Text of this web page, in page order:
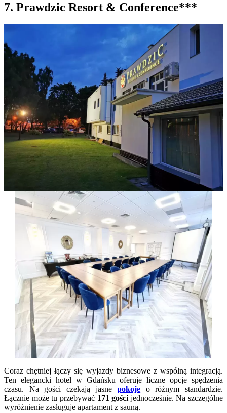
7. Prawdzic Resort & Conference***
Coraz chętniej łączy się wyjazdy biznesowe z wspólną integracją.
Ten elegancki hotel w Gdańsku oferuje liczne opcje spędzenia
czasu. Na gości czekają jasnepokoje o różnym standardzie.
Łącznie może tu przebywać 171 gości jednocześnie. Na szczególne
wyróżnienie zasługuje apartament z sauną.